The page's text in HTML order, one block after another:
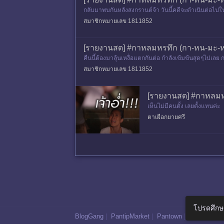
กลับมาพบกันหลังสงกรานต์จ้า วันนี้คดีจะดำเนินต่อไป
สมาชิกหมายเลข 1811852
[รายงานสด] #กาหลมหรทึก (กา-หน-มะ-
คืนนี้ต้องมาลุ้นเหงื่อแตกกันต่อ กำลังเข้มข้นสุดๆไปเล
สมาชิกหมายเลข 1811852
[รายงานสด] #กาหล
เห็นไม่มีคนตั้ง เลยตั้งแทนค่ะ
ตาเผือกยายศรี
BlogGang PantipMarket Pantown
โปรดศึก